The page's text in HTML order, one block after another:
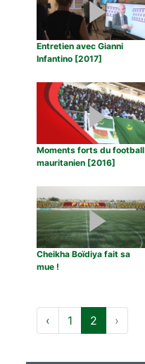
Entretien avec Gianni
Infantino [2017]
Moments forts du football
mauritanien [2016]
Cheikha Boïdiya fait sa
mue !
‹ 1 2 ›